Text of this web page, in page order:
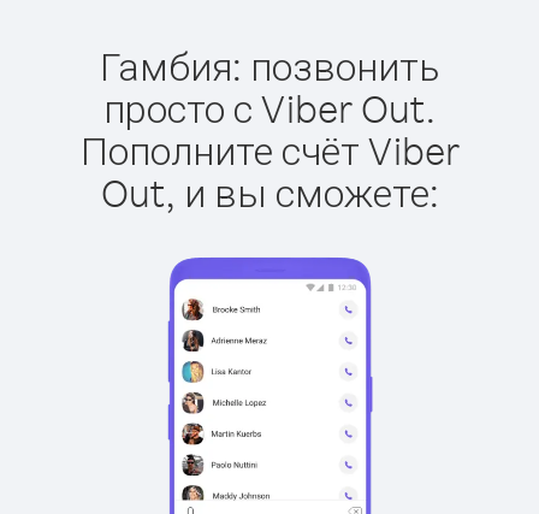
Гамбия: позвонить
просто с Viber Out.
Пополните счёт Viber
Out, и вы сможете: